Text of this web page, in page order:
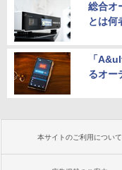
総合オ
とは何
「
るオー
本サイトのご利用について